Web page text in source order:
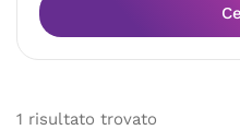
1 risultato trovato